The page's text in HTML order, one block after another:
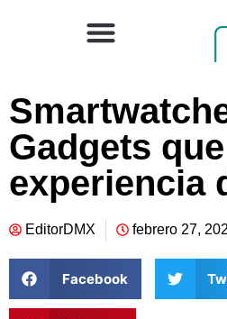
Gadgets
experiencia
EditorDMX febrero 27,
Facebook